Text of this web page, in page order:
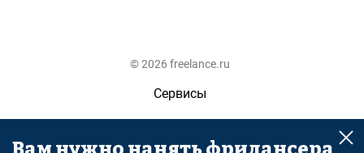
© 2026 freelance.ru
Сервисы
Помощь